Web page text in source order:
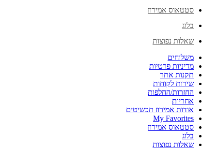
סטטאוס אמירוז
בלוג
שאלות נפוצות
משלוחים
מדיניות פרטיות
תקנות אתר
שירות לקוחות
החזרות/החלפות
אחריות
אודות אמירוז תכשיטים
My Favorites
סטטאוס אמירוז
בלוג
שאלות נפוצות